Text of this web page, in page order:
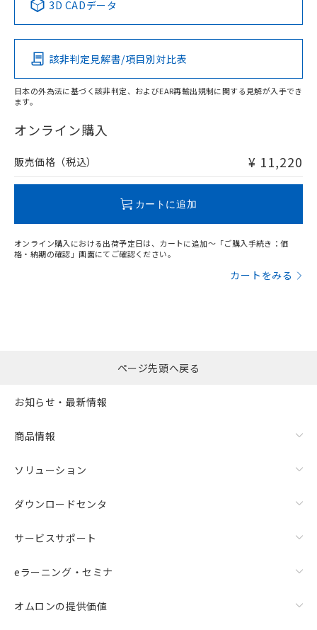
Pb Hg Cd Cr(VI)
O
在庫等で未対応品が混在する可能性があります。
問い合わせください。
この製品の規格認証/適合状況ページへ
その他の認証はこちらのページからご検索ください
3D CADデータ
該非判定見解書/項目別対比表
日本の外為法に基づく該非判定、およびEAR再輸出規制に関する見解が入手でき
ます。
オンライン購入
販売価格（税込） ¥ 11,220
カートに追加
オンライン購入における出荷予定日は、カートに追加～「ご購入手続き：価
格・納期の確認」画面にてご確認ください。
カートをみる
ページ先頭へ戻る
お知らせ・最新情報
商品情報
ソリューション
ダウンロードセンタ
サービスサポート
eラーニング・セミナ
オムロンの提供価値